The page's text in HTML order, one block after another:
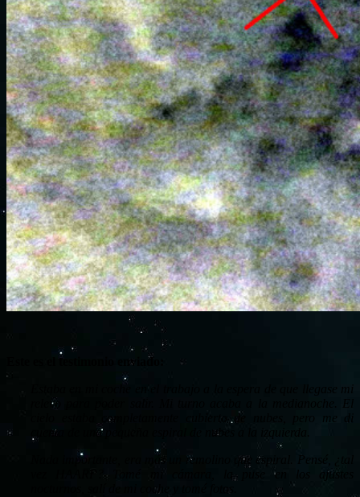
Este es el testimonio enviado:
relevo para poder salir. Mi turno acaba a la medianoche. El
cielo estaba completamente cubierto de nubes, pero me di
cuenta de una pequeña espiral de nubes a la izquierda.
Nada importante, era más un remolino que espiral. Pensé, ¿tal
vez HAARP? Tomé mi cámara, la puse en los ajustes
nocturnos, salí de mi coche y tomé fotos.